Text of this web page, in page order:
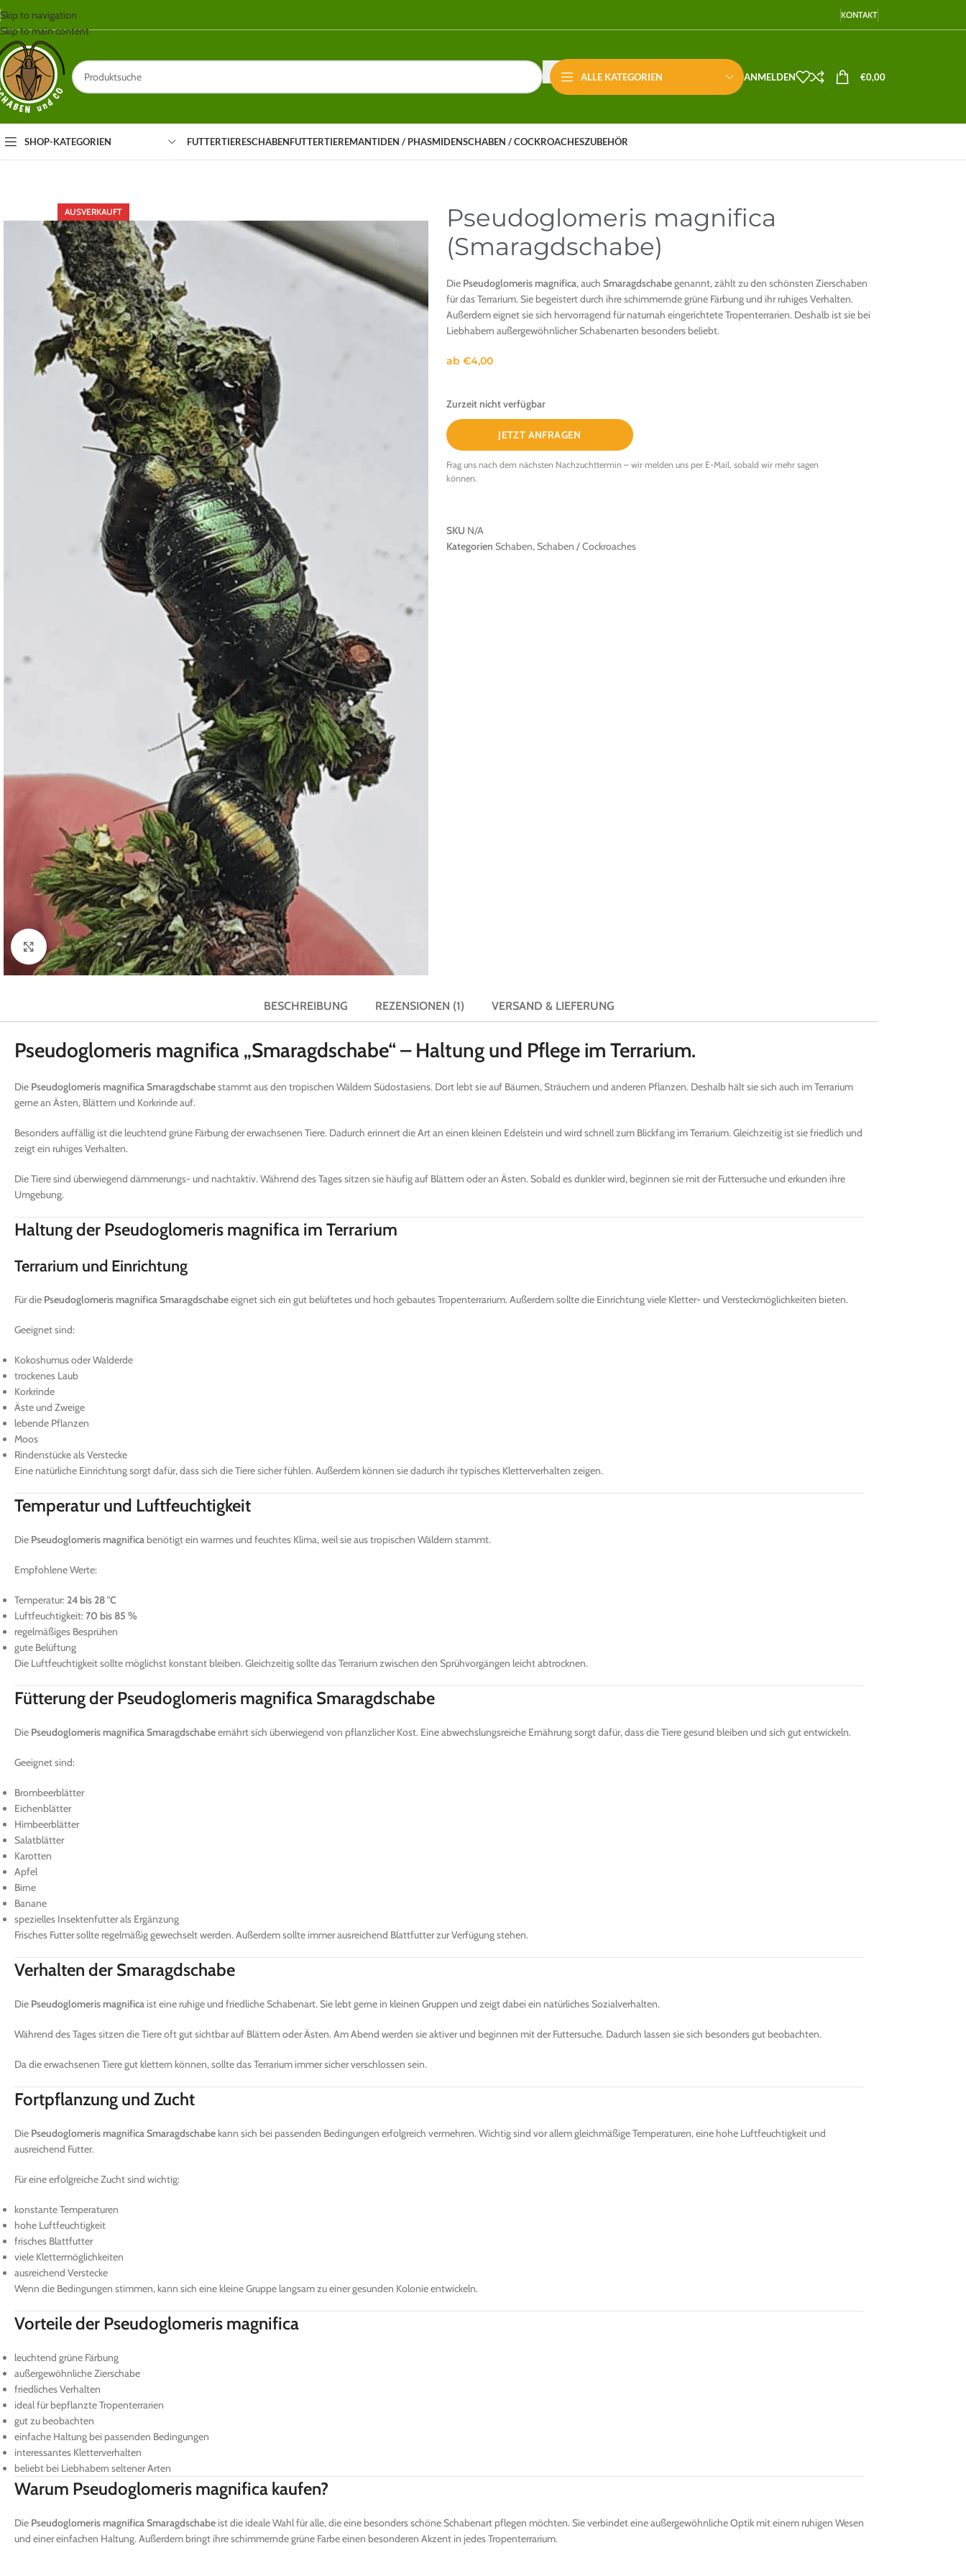
Skip to navigation
Skip to main content
KONTAKT
ALLE KATEGORIEN ANMELDEN €0,00
SHOP-KATEGORIEN FUTTERTIERESCHABENFUTTERTIEREMANTIDEN / PHASMIDENSCHABEN / COCKROACHESZUBEHÖR
AUSVERKAUFT
Klick zum Vergrößern
Pseudoglomeris magnifica
(Smaragdschabe)
Die Pseudoglomeris magnifica, auch Smaragdschabegenannt, zählt zu den schönsten Zierschaben
für das Terrarium. Sie begeistert durch ihre schimmernde grüne Färbung und ihr ruhiges Verhalten.
Außerdem eignet sie sich hervorragend für naturnah eingerichtete Tropenterrarien. Deshalb ist sie bei
Liebhabern außergewöhnlicher Schabenarten besonders beliebt.
ab €4,00
Zurzeit nicht verfügbar
JETZT ANFRAGEN
Frag uns nach dem nächsten Nachzuchttermin – wir melden uns per E-Mail, sobald wir mehr sagen
können.
SKU N/A
Kategorien Schaben,Schaben / Cockroaches
BESCHREIBUNG REZENSIONEN (1) VERSAND & LIEFERUNG
Pseudoglomeris magnifica „Smaragdschabe“ – Haltung und Pflege im Terrarium.
Die Pseudoglomeris magnifica Smaragdschabestammt aus den tropischen Wäldern Südostasiens. Dort lebt sie auf Bäumen, Sträuchern und anderen Pflanzen. Deshalb hält sie sich auch im Terrarium
gerne an Ästen, Blättern und Korkrinde auf.
Besonders auffällig ist die leuchtend grüne Färbung der erwachsenen Tiere. Dadurch erinnert die Art an einen kleinen Edelstein und wird schnell zum Blickfang im Terrarium. Gleichzeitig ist sie friedlich und
zeigt ein ruhiges Verhalten.
Die Tiere sind überwiegend dämmerungs- und nachtaktiv. Während des Tages sitzen sie häufig auf Blättern oder an Ästen. Sobald es dunkler wird, beginnen sie mit der Futtersuche und erkunden ihre
Umgebung.
Haltung der Pseudoglomeris magnifica im Terrarium
Terrarium und Einrichtung
Für die Pseudoglomeris magnifica Smaragdschabeeignet sich ein gut belüftetes und hoch gebautes Tropenterrarium. Außerdem sollte die Einrichtung viele Kletter- und Versteckmöglichkeiten bieten.
Geeignet sind:
Kokoshumus oder Walderde
trockenes Laub
Korkrinde
Äste und Zweige
lebende Pflanzen
Moos
Rindenstücke als Verstecke
Eine natürliche Einrichtung sorgt dafür, dass sich die Tiere sicher fühlen. Außerdem können sie dadurch ihr typisches Kletterverhalten zeigen.
Temperatur und Luftfeuchtigkeit
Die Pseudoglomeris magnifica benötigt ein warmes und feuchtes Klima, weil sie aus tropischen Wäldern stammt.
Empfohlene Werte:
Temperatur:24 bis 28 °C
Luftfeuchtigkeit:70 bis 85 %
regelmäßiges Besprühen
gute Belüftung
Die Luftfeuchtigkeit sollte möglichst konstant bleiben. Gleichzeitig sollte das Terrarium zwischen den Sprühvorgängen leicht abtrocknen.
Fütterung der Pseudoglomeris magnifica Smaragdschabe
Die Pseudoglomeris magnifica Smaragdschabeernährt sich überwiegend von pflanzlicher Kost. Eine abwechslungsreiche Ernährung sorgt dafür, dass die Tiere gesund bleiben und sich gut entwickeln.
Geeignet sind:
Brombeerblätter
Eichenblätter
Himbeerblätter
Salatblätter
Karotten
Apfel
Birne
Banane
spezielles Insektenfutter als Ergänzung
Frisches Futter sollte regelmäßig gewechselt werden. Außerdem sollte immer ausreichend Blattfutter zur Verfügung stehen.
Verhalten der Smaragdschabe
Die Pseudoglomeris magnifica ist eine ruhige und friedliche Schabenart. Sie lebt gerne in kleinen Gruppen und zeigt dabei ein natürliches Sozialverhalten.
Während des Tages sitzen die Tiere oft gut sichtbar auf Blättern oder Ästen. Am Abend werden sie aktiver und beginnen mit der Futtersuche. Dadurch lassen sie sich besonders gut beobachten.
Da die erwachsenen Tiere gut klettern können, sollte das Terrarium immer sicher verschlossen sein.
Fortpflanzung und Zucht
Die Pseudoglomeris magnifica Smaragdschabe kann sich bei passenden Bedingungen erfolgreich vermehren. Wichtig sind vor allem gleichmäßige Temperaturen, eine hohe Luftfeuchtigkeit und
ausreichend Futter.
Für eine erfolgreiche Zucht sind wichtig:
konstante Temperaturen
hohe Luftfeuchtigkeit
frisches Blattfutter
viele Klettermöglichkeiten
ausreichend Verstecke
Wenn die Bedingungen stimmen, kann sich eine kleine Gruppe langsam zu einer gesunden Kolonie entwickeln.
Vorteile der Pseudoglomeris magnifica
leuchtend grüne Färbung
außergewöhnliche Zierschabe
friedliches Verhalten
ideal für bepflanzte Tropenterrarien
gut zu beobachten
einfache Haltung bei passenden Bedingungen
interessantes Kletterverhalten
beliebt bei Liebhabern seltener Arten
Warum Pseudoglomeris magnifica kaufen?
Die Pseudoglomeris magnifica Smaragdschabe ist die ideale Wahl für alle, die eine besonders schöne Schabenart pflegen möchten. Sie verbindet eine außergewöhnliche Optik mit einem ruhigen Wesen
und einer einfachen Haltung. Außerdem bringt ihre schimmernde grüne Farbe einen besonderen Akzent in jedes Tropenterrarium.